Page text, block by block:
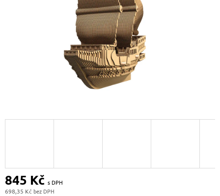
845 Kč
698,35 Kč